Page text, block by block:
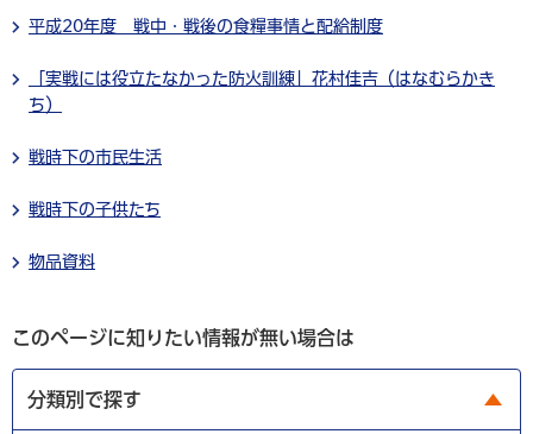
平成20年度 戦中・戦後の食糧事情と配給制度
「実戦には役立たなかった防火訓練」花村佳吉（はなむらかき
ち）
戦時下の市民生活
戦時下の子供たち
物品資料
このページに知りたい情報が無い場合は
分類別で探す